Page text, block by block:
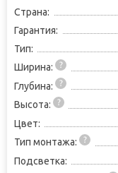
Страна:
Гарантия:
Тип:
Ширина:
Глубина:
Высота:
Цвет:
Тип монтажа:
Подсветка: